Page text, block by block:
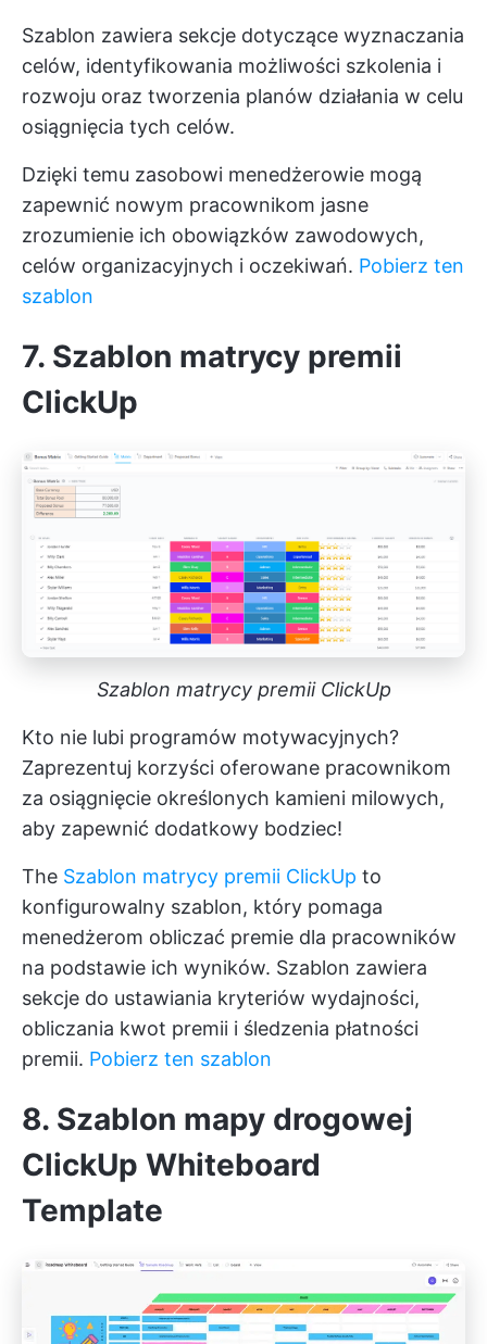
Szablon zawiera sekcje dotyczące wyznaczania
celów, identyfikowania możliwości szkolenia i
rozwoju oraz tworzenia planów działania w celu
osiągnięcia tych celów.
Dzięki temu zasobowi menedżerowie mogą
zapewnić nowym pracownikom jasne
zrozumienie ich obowiązków zawodowych,
celów organizacyjnych i oczekiwań. Pobierz ten
szablon
7. Szablon matrycy premii
ClickUp
Szablon matrycy premii ClickUp
Kto nie lubi programów motywacyjnych?
Zaprezentuj korzyści oferowane pracownikom
za osiągnięcie określonych kamieni milowych,
aby zapewnić dodatkowy bodziec!
The Szablon matrycy premii ClickUp to
konfigurowalny szablon, który pomaga
menedżerom obliczać premie dla pracowników
na podstawie ich wyników. Szablon zawiera
sekcje do ustawiania kryteriów wydajności,
obliczania kwot premii i śledzenia płatności
premii. Pobierz ten szablon
8. Szablon mapy drogowej
ClickUp Whiteboard
Template